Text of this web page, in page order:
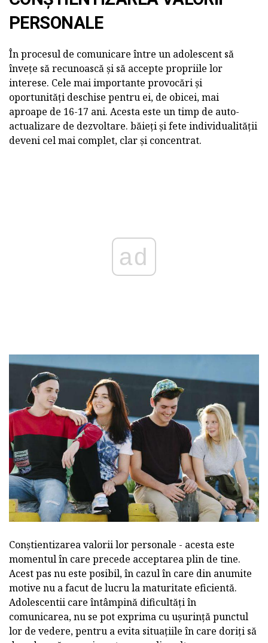
PERSONALE
În procesul de comunicare între un adolescent să
învețe să recunoască și să accepte propriile lor
interese. Cele mai importante provocări și
oportunități deschise pentru ei, de obicei, mai
aproape de 16-17 ani. Acesta este un timp de auto-
actualizare de dezvoltare. băieți și fete individualității
deveni cel mai complet, clar și concentrat.
ad
Conștientizarea valorii lor personale - acesta este
momentul în care precede acceptarea plin de tine.
Acest pas nu este posibil, în cazul în care din anumite
motive nu a facut de lucru la maturitate eficientă.
Adolescentii care întâmpină dificultăți în
comunicarea, nu se pot exprima cu ușurință punctul
lor de vedere, pentru a evita situațiile în care doriți să